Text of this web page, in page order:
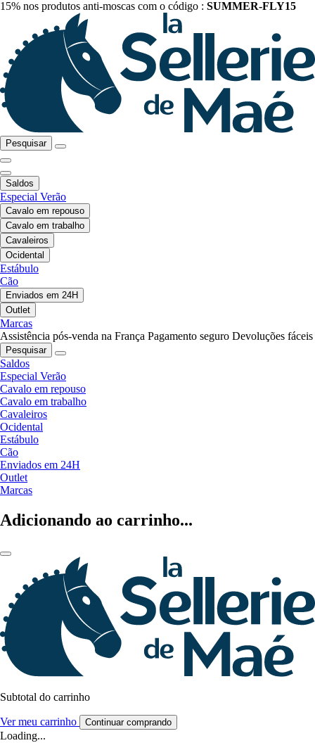
15% nos produtos anti-moscas com o código : SUMMER-FLY15
Pesquisar
Saldos
Especial Verão
Cavalo em repouso
Cavalo em trabalho
Cavaleiros
Ocidental
Estábulo
Cão
Enviados em 24H
Outlet
Marcas
Assistência pós-venda na França Pagamento seguro Devoluções fáceis
Pesquisar
Saldos
Especial Verão
Cavalo em repouso
Cavalo em trabalho
Cavaleiros
Ocidental
Estábulo
Cão
Enviados em 24H
Outlet
Marcas
Adicionando ao carrinho...
Subtotal do carrinho
Ver meu carrinho Continuar comprando
Loading...